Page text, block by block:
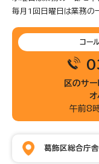
毎月1回日曜日は業務の
コー
区のサ
オ
午前8
葛飾区総合庁舎